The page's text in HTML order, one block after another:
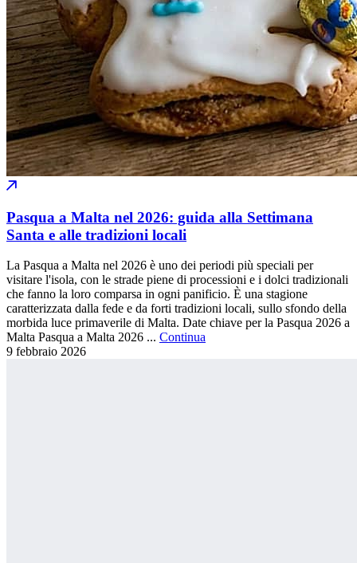
Pasqua a Malta nel 2026: guida alla Settimana
Santa e alle tradizioni locali
La Pasqua a Malta nel 2026 è uno dei periodi più speciali per
visitare l'isola, con le strade piene di processioni e i dolci tradizionali
che fanno la loro comparsa in ogni panificio. È una stagione
caratterizzata dalla fede e da forti tradizioni locali, sullo sfondo della
morbida luce primaverile di Malta. Date chiave per la Pasqua 2026 a
Malta Pasqua a Malta 2026 ... Continua
9 febbraio 2026